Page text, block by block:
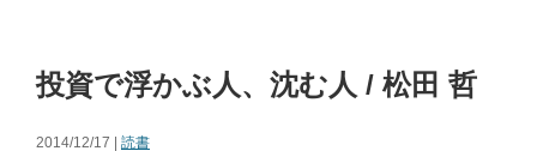
投資で浮かぶ人、沈む人 / 松田 哲
2014/12/17 | 読書